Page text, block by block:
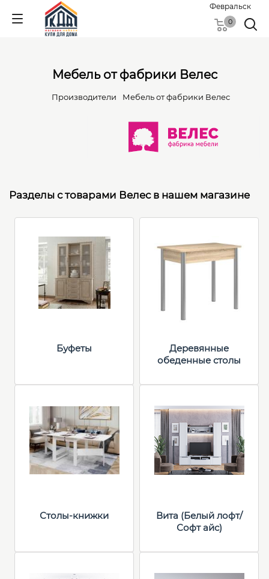
Февральск
0
Мебель от фабрики Велес
Производители Мебель от фабрики Велес
Разделы с товарами Велес в нашем магазине
Буфеты
Деревянные
обеденные столы
Столы-книжки
Вита (Белый лофт/
Софт айс)